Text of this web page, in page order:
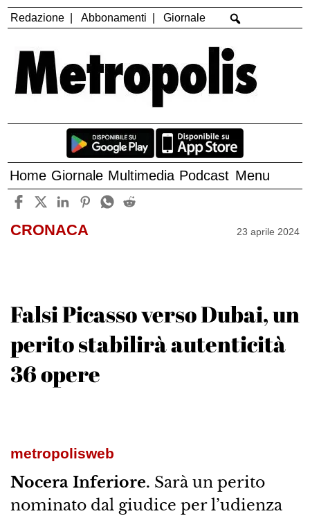
Redazione Abbonamenti Giornale
Home Giornale Multimedia Podcast Menu
CRONACA 23 aprile 2024
Falsi Picasso verso Dubai, un
perito stabilirà autenticità
36 opere
metropolisweb
Nocera Inferiore. Sarà un perito
nominato dal giudice per l’udienza